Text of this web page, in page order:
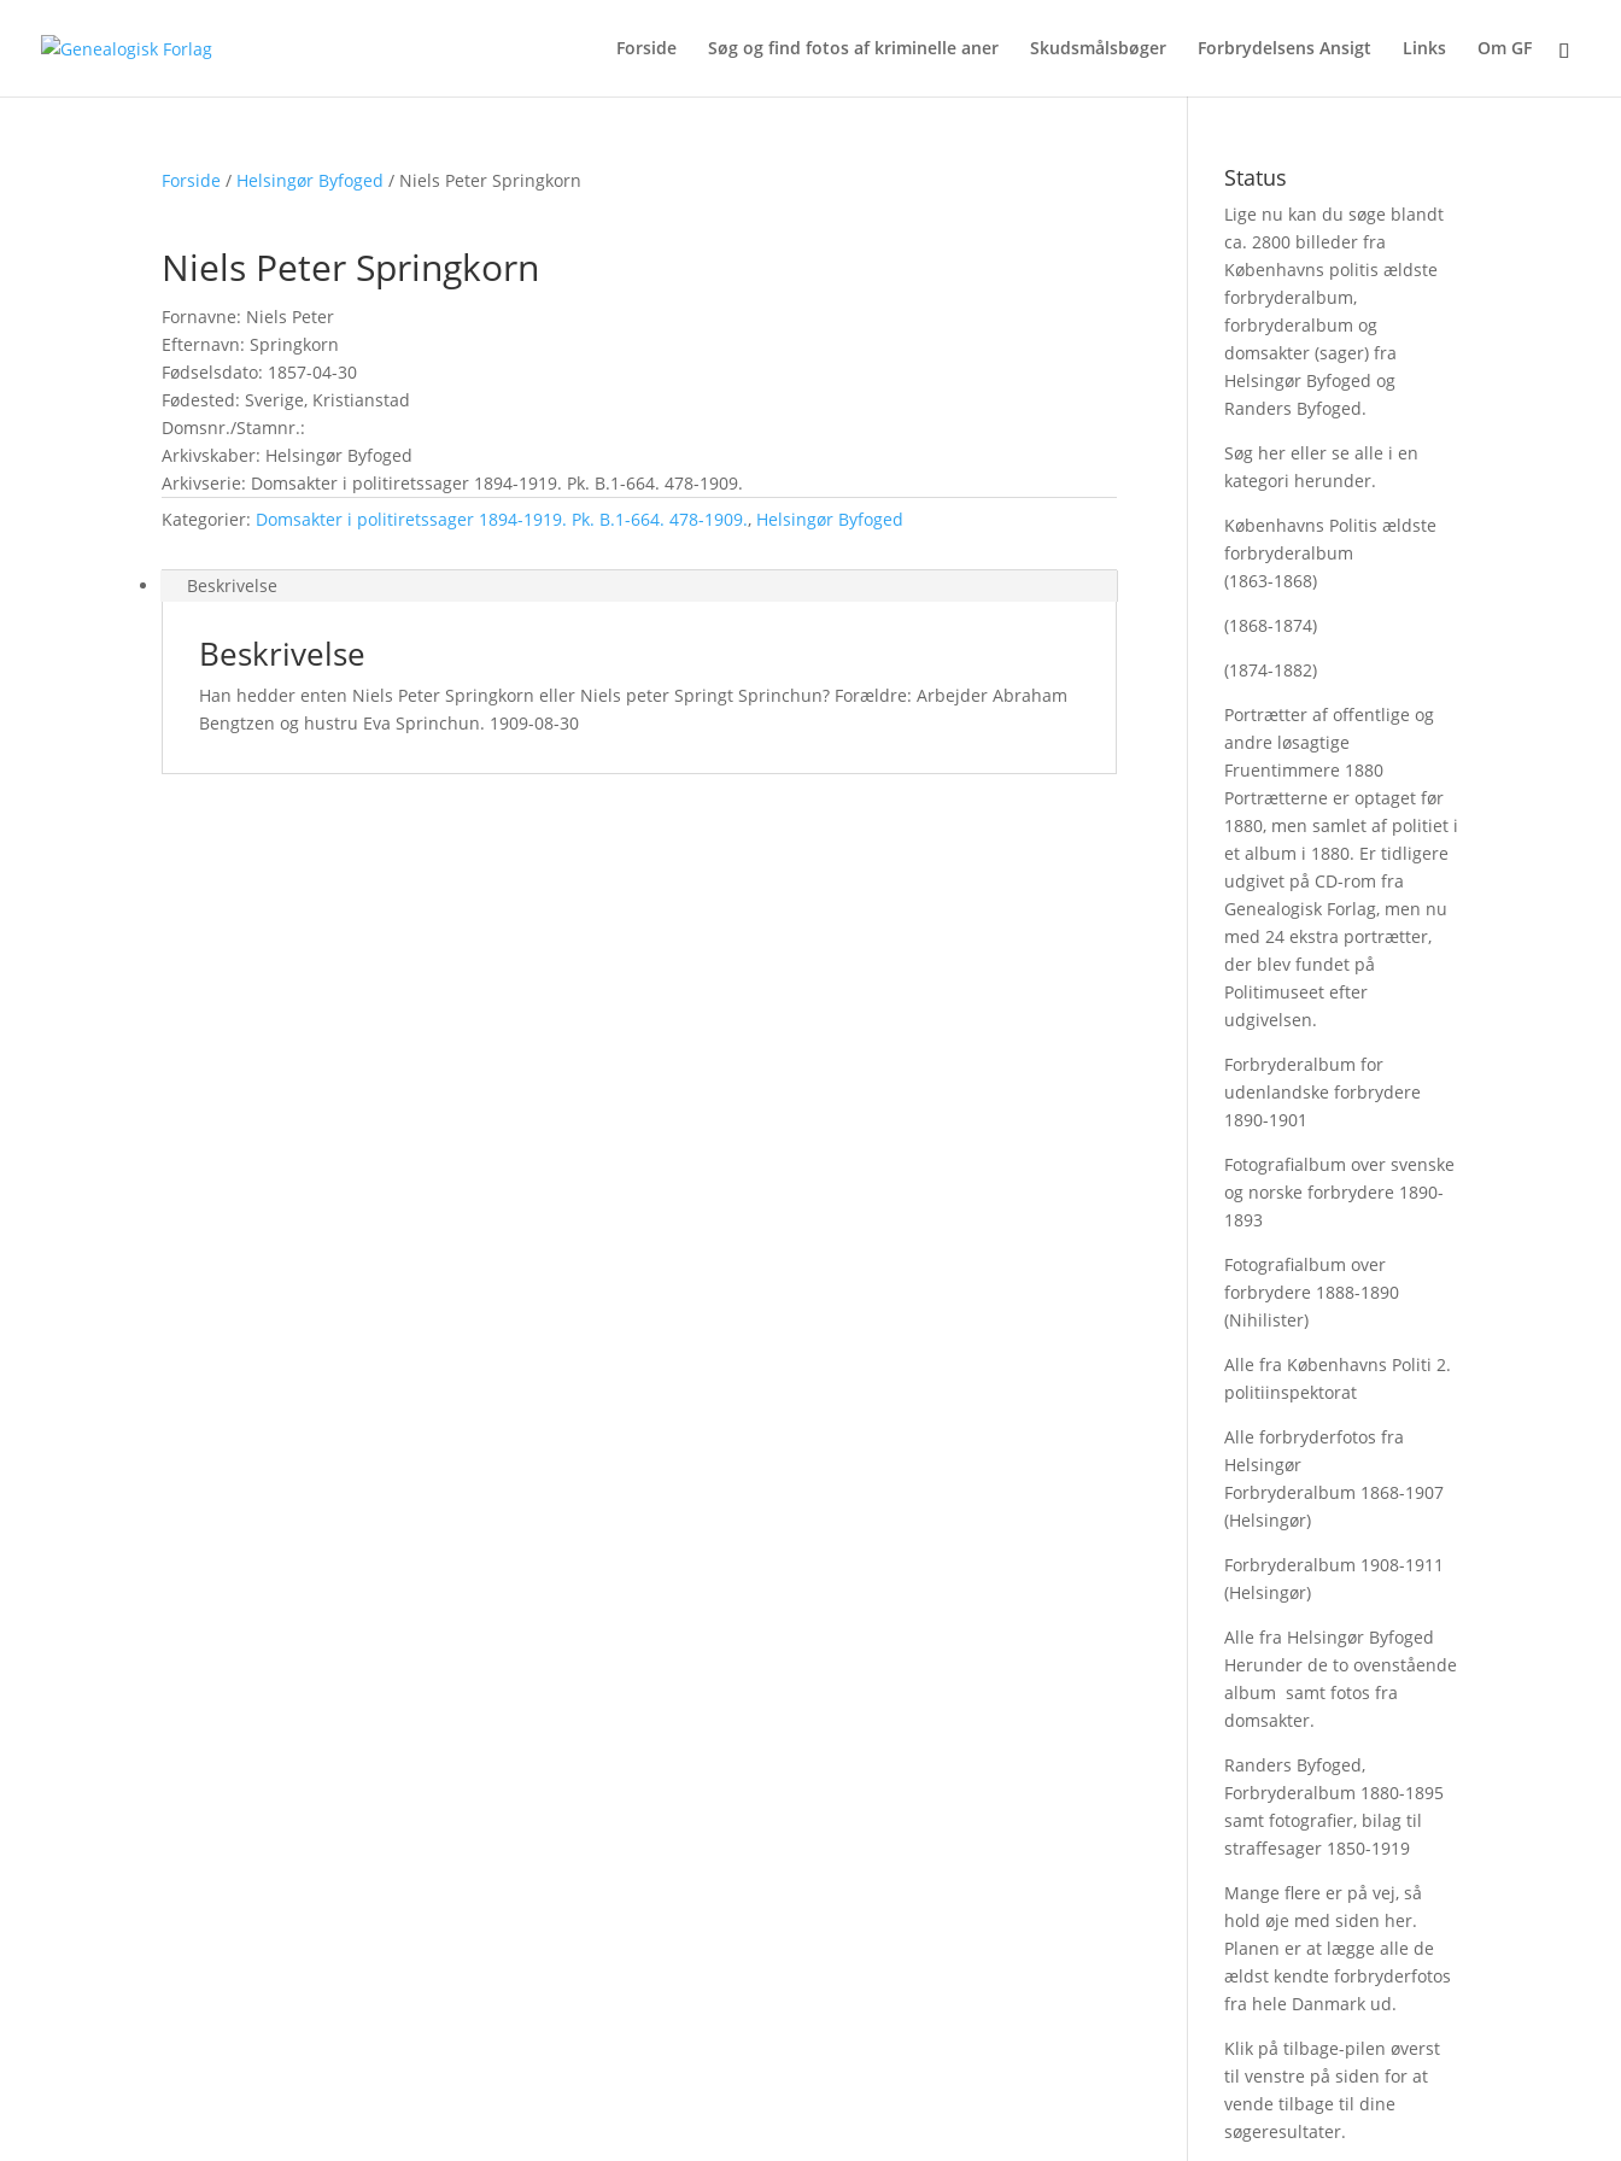
Forside Søg og find fotos af kriminelle aner Skudsmålsbøger Forbrydelsens Ansigt Links Om GF
Forside / Helsingør Byfoged / Niels Peter Springkorn
Niels Peter Springkorn
Fornavne: Niels Peter
Efternavn: Springkorn
Fødselsdato: 1857-04-30
Fødested: Sverige, Kristianstad
Domsnr./Stamnr.:
Arkivskaber: Helsingør Byfoged
Arkivserie: Domsakter i politiretssager 1894-1919. Pk. B.1-664. 478-1909.
Kategorier: Domsakter i politiretssager 1894-1919. Pk. B.1-664. 478-1909., Helsingør Byfoged
Beskrivelse
Beskrivelse
Han hedder enten Niels Peter Springkorn eller Niels peter Springt Sprinchun? Forældre: Arbejder Abraham
Bengtzen og hustru Eva Sprinchun. 1909-08-30
Status
Lige nu kan du søge blandt
ca. 2800 billeder fra
Københavns politis ældste
forbryderalbum,
forbryderalbum og
domsakter (sager) fra
Helsingør Byfoged og
Randers Byfoged.
Søg her eller se alle i en
kategori herunder.
Københavns Politis ældste
forbryderalbum
(1863-1868)
(1868-1874)
(1874-1882)
Portrætter af offentlige og
andre løsagtige
Fruentimmere 1880
Portrætterne er optaget før
1880, men samlet af politiet i
et album i 1880. Er tidligere
udgivet på CD-rom fra
Genealogisk Forlag, men nu
med24 ekstra portrætter,
der blev fundet på
Politimuseet efter
udgivelsen.
Forbryderalbum for
udenlandske forbrydere
1890-1901
Fotografialbum over svenske
og norske forbrydere 1890-
1893
Fotografialbum over
forbrydere 1888-1890
(Nihilister)
Alle fra Københavns Politi 2.
politiinspektorat
Alle forbryderfotos fra
Helsingør
Forbryderalbum 1868-1907
(Helsingør)
Forbryderalbum 1908-1911
(Helsingør)
Alle fra Helsingør Byfoged
Herunder de to ovenstående
album samt fotos fra
domsakter.
Randers Byfoged,
Forbryderalbum 1880-1895
samt fotografier, bilag til
straffesager 1850-1919
Mange flere er på vej, så
hold øje med siden her.
Planen er at lægge alle de
ældst kendte forbryderfotos
fra hele Danmark ud.
Klik på tilbage-pilen øverst
til venstre på siden for at
vende tilbage til dine
søgeresultater.